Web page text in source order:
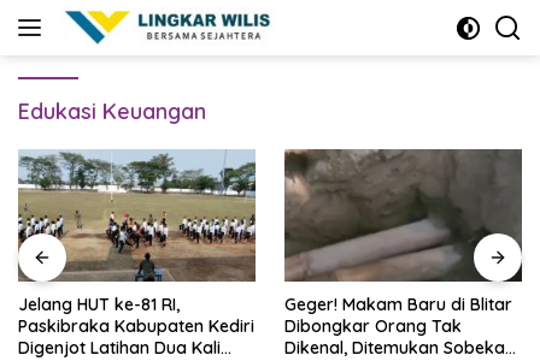
Edukasi Keuangan
Jelang HUT ke-81 RI,
Paskibraka Kabupaten Kediri
Digenjot Latihan Dua Kali
Geger! Makam Baru di Blitar
Dibongkar Orang Tak
Dikenal, Ditemukan Sobekan